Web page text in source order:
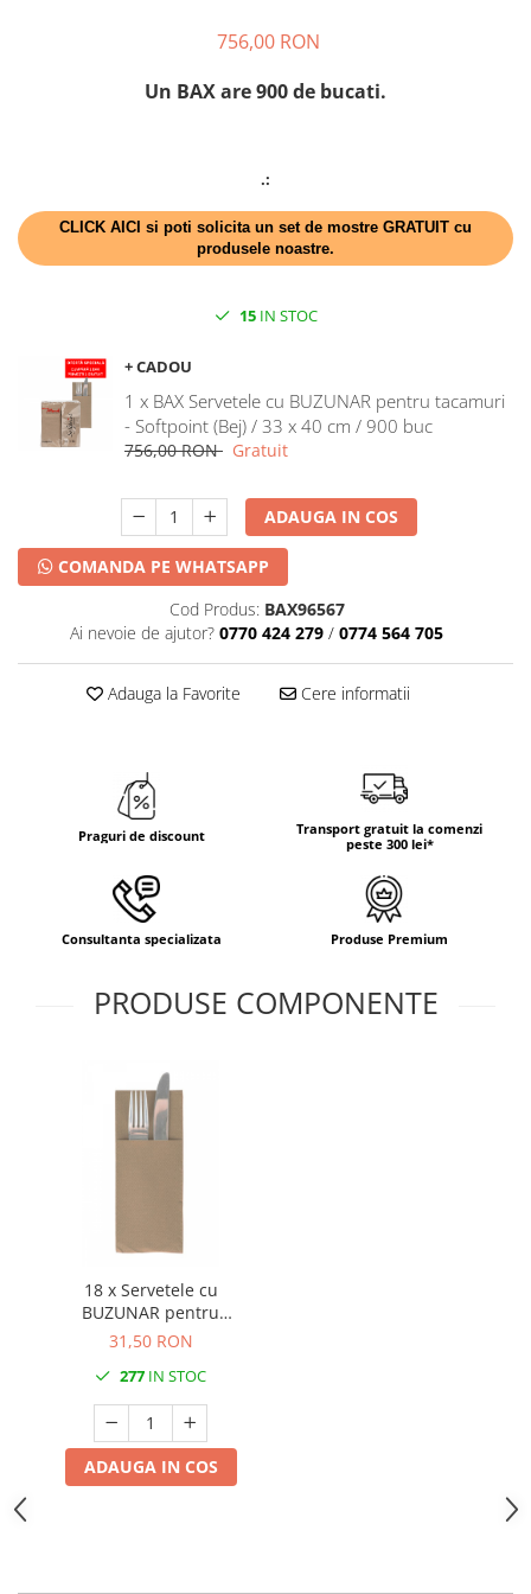
DECOR CRACIUN & REVELION
DECOR IARNA
TEMATICA CULINARA
DECOR OKTOBER FEST
DECOR BABY SHOWER
756,00 RON
Un BAX are 900 de bucati.
.:
CLICK AICI si poti solicita un set de mostre GRATUIT cu
produsele noastre.
15IN STOC
+ CADOU
1 x BAX Servetele cu BUZUNAR pentru tacamuri
- Softpoint (Bej) / 33 x 40 cm / 900 buc
756,00 RON Gratuit
ADAUGA IN COS
COMANDA PE WHATSAPP
Cod Produs: BAX96567
Ai nevoie de ajutor? 0770 424 279 / 0774 564 705
Adauga la Favorite Cere informatii
Praguri de discount
Transport gratuit la comenzi
peste 300 lei*
Consultanta specializata Produse Premium
PRODUSE COMPONENTE
18 x Servetele cu
BUZUNAR pentru
tacamuri - Softpoint (Bej)
31,50 RON
277 IN STOC
ADAUGA IN COS